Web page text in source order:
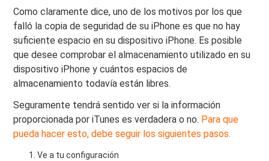
Como claramente dice, uno de los motivos por los que
falló la copia de seguridad de su iPhone es que no hay
suficiente espacio en su dispositivo iPhone. Es posible
que desee comprobar el almacenamiento utilizado en su
dispositivo iPhone y cuántos espacios de
almacenamiento todavía están libres.
Seguramente tendrá sentido ver si la información
proporcionada por iTunes es verdadera o no. Para que
pueda hacer esto, debe seguir los siguientes pasos.
Ve a tu configuración